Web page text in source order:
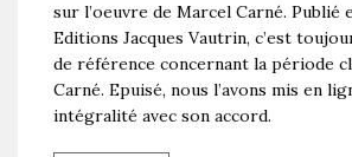
sur l’oeuvre de Marcel Carné. Publié
Editions Jacques Vautrin, c’est
de référence concernant la période
Carné. Epuisé, nous l’avons mis en
intégralité avec son accord.